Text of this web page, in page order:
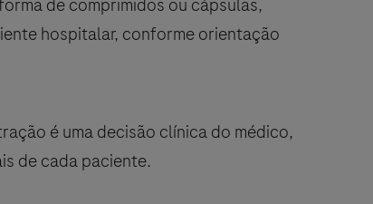
de comprimidos ou cápsulas,
hospitalar, conforme orientação
é uma decisão clínica do médico,
de cada paciente.